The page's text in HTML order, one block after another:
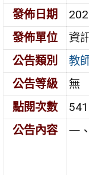
發佈日期
發佈單位
資
公告類別
教
公告等級
無
點閱次數
541
公告內容